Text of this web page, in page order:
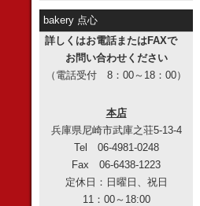
bakery 点心
詳しくはお電話またはFAXで
お問い合わせください
（電話受付 8：00～18：00）
本店
兵庫県尼崎市武庫之荘5-13-4
Tel 06-4981-0248
Fax 06-6438-1223
定休日：日曜日、祝日
11：00～18:00